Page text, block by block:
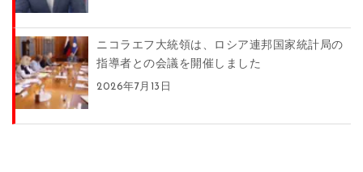
ニコラエフ大統領は、ロシア連邦国家統計局の
指導者との会議を開催しました
2026年7月13日